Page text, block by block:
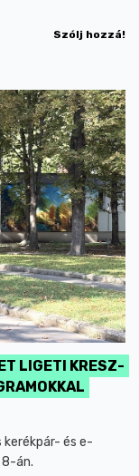
Szólj hozzá!
LIGETI KRESZ-
kerékpár- és e-
án.